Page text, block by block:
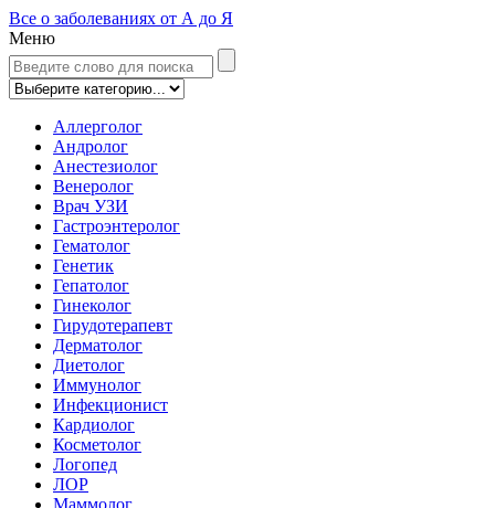
Все о заболеваниях от А до Я
Меню
Аллерголог
Андролог
Анестезиолог
Венеролог
Врач УЗИ
Гастроэнтеролог
Гематолог
Генетик
Гепатолог
Гинеколог
Гирудотерапевт
Дерматолог
Диетолог
Иммунолог
Инфекционист
Кардиолог
Косметолог
Логопед
ЛОР
Маммолог